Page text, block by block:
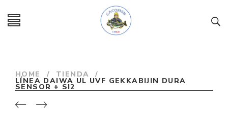
HOME / TIENDA /
LÍNEA DAIWA UL UVF GEKKABIJIN DURA
SENSOR + SI2